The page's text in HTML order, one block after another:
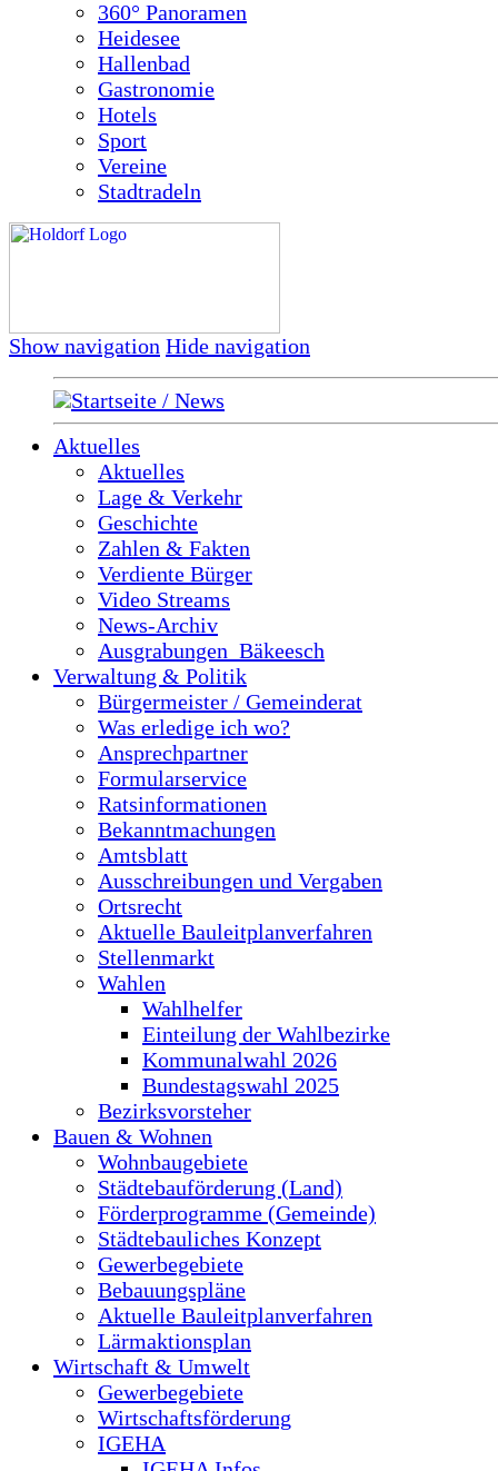
360° Panoramen
Heidesee
Hallenbad
Gastronomie
Hotels
Sport
Vereine
Stadtradeln
Show navigation Hide navigation
Startseite / News
Aktuelles
Aktuelles
Lage & Verkehr
Geschichte
Zahlen & Fakten
Verdiente Bürger
Video Streams
News-Archiv
Ausgrabungen_Bäkeesch
Verwaltung & Politik
Bürgermeister / Gemeinderat
Was erledige ich wo?
Ansprechpartner
Formularservice
Ratsinformationen
Bekanntmachungen
Amtsblatt
Ausschreibungen und Vergaben
Ortsrecht
Aktuelle Bauleitplanverfahren
Stellenmarkt
Wahlen
Wahlhelfer
Einteilung der Wahlbezirke
Kommunalwahl 2026
Bundestagswahl 2025
Bezirksvorsteher
Bauen & Wohnen
Wohnbaugebiete
Städtebauförderung (Land)
Förderprogramme (Gemeinde)
Städtebauliches Konzept
Gewerbegebiete
Bebauungspläne
Aktuelle Bauleitplanverfahren
Lärmaktionsplan
Wirtschaft & Umwelt
Gewerbegebiete
Wirtschaftsförderung
IGEHA